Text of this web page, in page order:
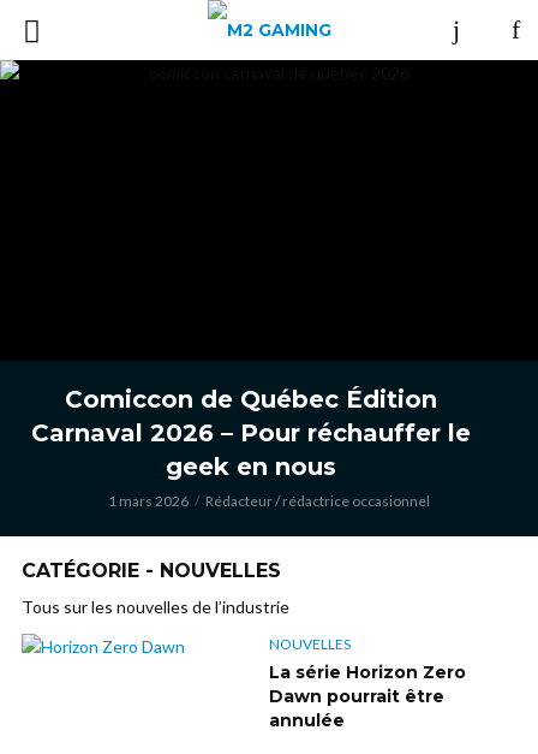
Comiccon de Québec Édition
Carnaval 2026 – Pour réchauffer le
geek en nous
1 mars 2026 Rédacteur / rédactrice occasionnel
CATÉGORIE - NOUVELLES
Tous sur les nouvelles de l’industrie
NOUVELLES
La série Horizon Zero
Dawn pourrait être
annulée